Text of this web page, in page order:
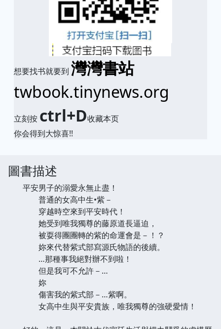
想要找书就要到 灣灣書站
twbook.tinynews.org
立刻按 ctrl+D收藏本页
你会得到大惊喜!!
圖書描述
平安男子的溺愛永無止盡！
普通的女高中生•紫－
穿越時空來到平安時代！
她受到唯我獨尊的藤原道長逼迫，
被耍得團團轉的紫的命運會是－！？
妳來代替紫式部寫源氏物語的後續。
…那種事我絕對辦不到啦！
但是我可不允許－…
妳
傷害我的紫式部－…紫啊。
女高中生與平安貴族，唯我獨尊的強硬愛情！